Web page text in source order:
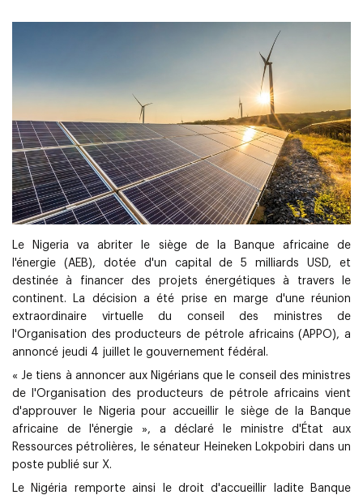
Le Nigeria va abriter le siège de la Banque africaine de
l'énergie (AEB), dotée d'un capital de 5 milliards USD, et
destinée à financer des projets énergétiques à travers le
continent. La décision a été prise en marge d'une réunion
extraordinaire virtuelle du conseil des ministres de
l'Organisation des producteurs de pétrole africains (APPO), a
annoncé jeudi 4 juillet le gouvernement fédéral.
« Je tiens à annoncer aux Nigérians que le conseil des ministres
de l'Organisation des producteurs de pétrole africains vient
d'approuver le Nigeria pour accueillir le siège de la Banque
africaine de l'énergie », a déclaré le ministre d'État aux
Ressources pétrolières, le sénateur Heineken Lokpobiri dans un
poste publié sur X.
Le Nigéria remporte ainsi le droit d'accueillir ladite Banque